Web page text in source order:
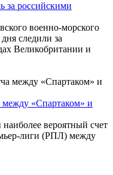
за российскими
военно-морского
следили за
Великобритании и
между «Спартаком» и
вероятный счет
лиги (РПЛ) между